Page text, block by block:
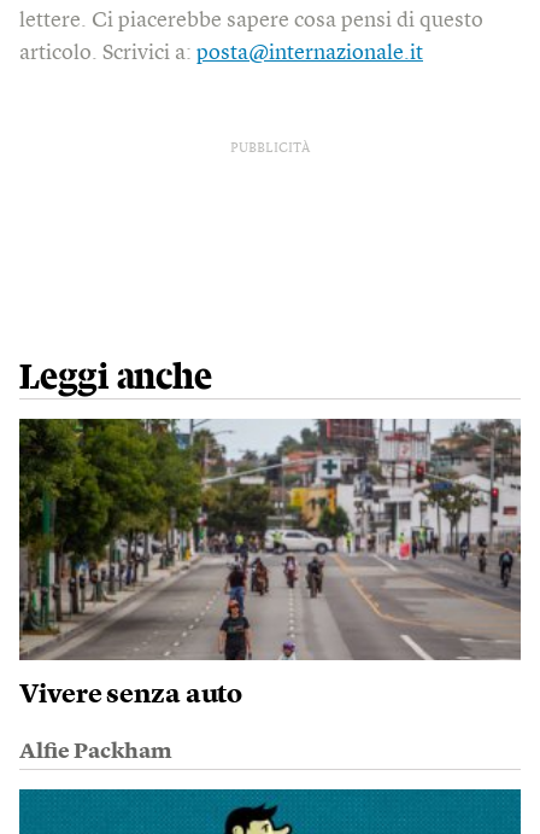
lettere. Ci piacerebbe sapere cosa pensi di questo
articolo. Scrivici a: posta@internazionale.it
PUBBLICITÀ
Leggi anche
Vivere senza auto
Alfie Packham